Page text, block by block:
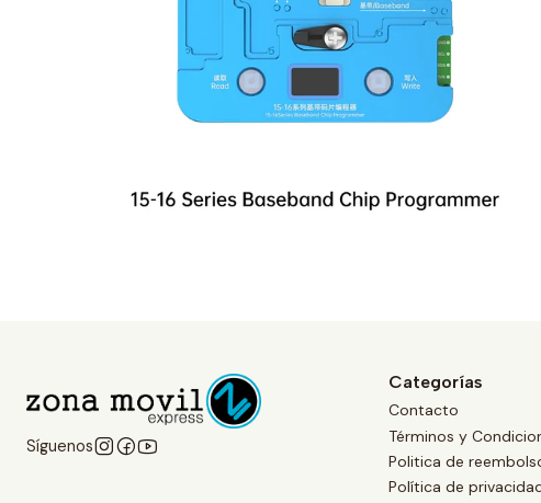
Síguenos
Categorías
Contacto
Términos y
Politica de
Política de